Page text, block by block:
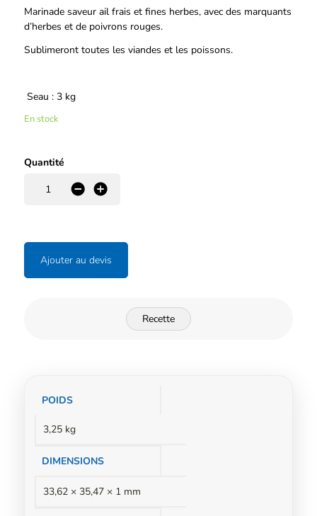
Description
Marinade saveur ail frais et fines herbes, avec des marquants
d’herbes et de poivrons rouges.
Sublimeront toutes les viandes et les poissons.
Seau : 3 kg
En stock
Quantité
+
-
Ajouter au devis
Recette
Informations
POIDS
3,25 kg
DIMENSIONS
33,62 × 35,47 × 1 mm